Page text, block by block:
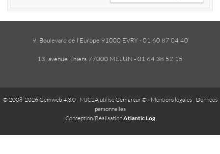
9, Boulevard de l'Europe 91000 EVRY - 01 60 87 04 40
13, avenue Thiers 77000 MELUN - 01 64 38 52 15
© 2008-2026 Gemweb 4.3.0- MJC2A utiliseGemarcur © - Mentions légales- Données
personnelles
Conception/RéalisationAtlantic Log